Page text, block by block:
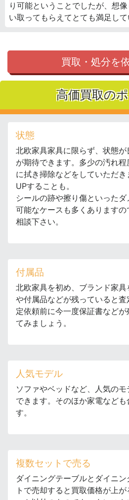
り可能ということでしたが、想
い取ってもらえてとても満足して
買取・処分を
高価買取の
状態
北欧家具家具に限らず、状態
が期待できます。多少の汚れ
に拭き掃除などをしていただ
UPすることも。
シールの跡や擦り傷といった
可能なケースも多くあります
相談下さい。
付属品
北欧家具を初め、ブランド家
や付属品などが残っていると
定依頼前に今一度保証書など
てみましょう。
人気モデル
ソファやベッドなど、人気の
できます。そのほか家電など
す。
複数セットで売る
ダイニングテーブルとダイニ
トで売却すると買取価格が上